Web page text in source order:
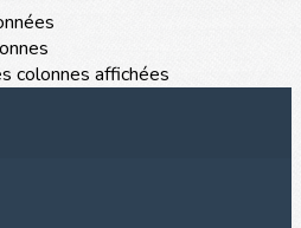
colonnes affichées